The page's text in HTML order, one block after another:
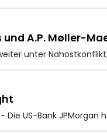
A.P. Møller-
unter
- Die US-Bank